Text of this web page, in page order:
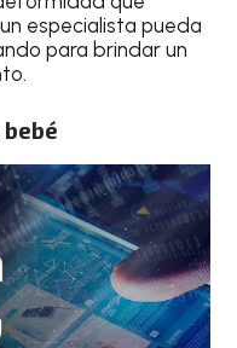
especialista pueda
para brindar un